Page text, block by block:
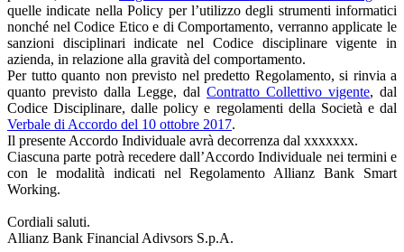
quelle indicate nella Policy per l’utilizzo degli strumenti informatici
nonché nel Codice Etico e di Comportamento, verranno applicate le
sanzioni disciplinari indicate nel Codice disciplinare vigente in
azienda, in relazione alla gravità del comportamento.
Per tutto quanto non previsto nel predetto Regolamento, si rinvia a
quanto previsto dalla Legge, dal Contratto Collettivo vigente, dal
Codice Disciplinare, dalle policy e regolamenti della Società e dal
Verbale di Accordo del 10 ottobre 2017.
Il presente Accordo Individuale avrà decorrenza dal xxxxxxx.
Ciascuna parte potrà recedere dall’Accordo Individuale nei termini e
con le modalità indicati nel Regolamento Allianz Bank Smart
Working.
Cordiali saluti.
Allianz Bank Financial Adivsors S.p.A.